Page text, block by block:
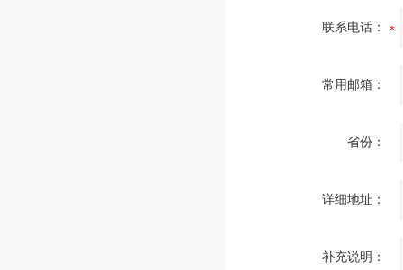
联系电话：
常用邮箱：
省份：
详细地址：
补充说明：